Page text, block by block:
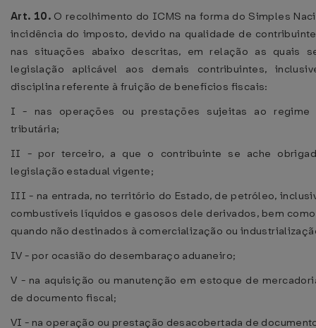
Art. 10. O recolhimento do ICMS na forma do Simples
incidência do imposto, devido na qualidade de
nas situações abaixo descritas, em relação as quais
legislação aplicável aos demais contribuintes,
disciplina referente à fruição de benefícios fiscais:
I - nas operações ou prestações sujeitas ao regime
tributária;
II - por terceiro, a que o contribuinte se ache
legislação estadual vigente;
III - na entrada, no território do Estado, de petróleo,
combustíveis líquidos e gasosos dele derivados, bem
quando não destinados à comercialização ou
IV - por ocasião do desembaraço aduaneiro;
V - na aquisição ou manutenção em estoque de
de documento fiscal;
VI - na operação ou prestação desacobertada de